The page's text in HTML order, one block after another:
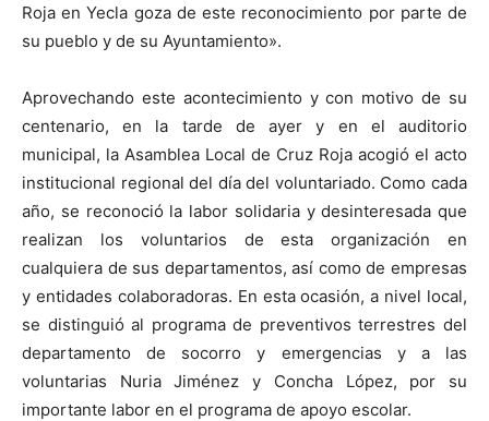
Roja en Yecla goza de este reconocimiento por parte de
su pueblo y de su Ayuntamiento».
Aprovechando este acontecimiento y con motivo de su
centenario, en la tarde de ayer y en el auditorio
municipal, la Asamblea Local de Cruz Roja acogió el acto
institucional regional del día del voluntariado. Como cada
año, se reconoció la labor solidaria y desinteresada que
realizan los voluntarios de esta organización en
cualquiera de sus departamentos, así como de empresas
y entidades colaboradoras. En esta ocasión, a nivel local,
se distinguió al programa de preventivos terrestres del
departamento de socorro y emergencias y a las
voluntarias Nuria Jiménez y Concha López, por su
importante labor en el programa de apoyo escolar.